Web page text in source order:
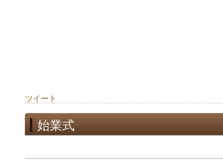
ツイート
始業式